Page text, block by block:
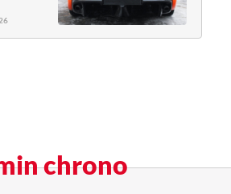
chrono